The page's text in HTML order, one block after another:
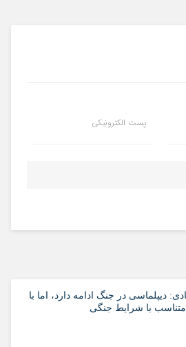
پست الکترونیکی
دیپلماسی در جنگ ادامه دارد، اما با
متناسب با شرایط جنگی